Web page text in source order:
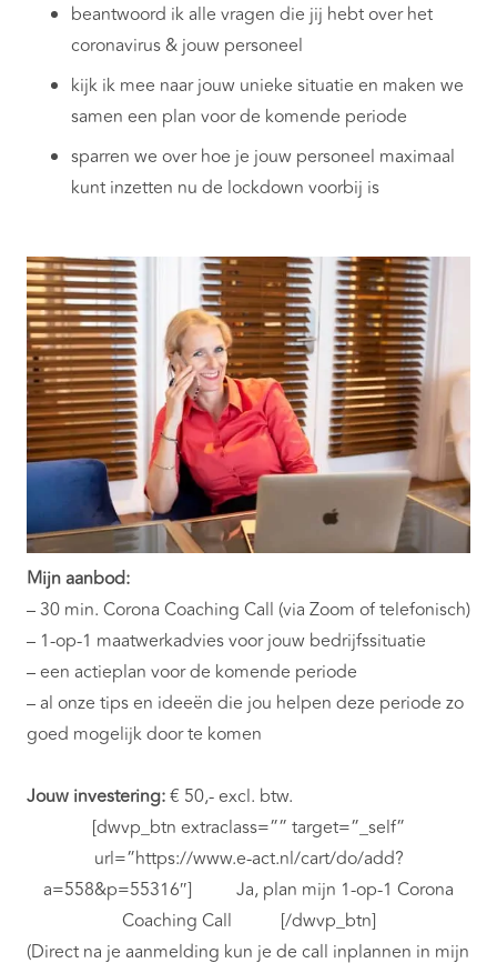
beantwoord ik alle vragen die jij hebt over het
coronavirus & jouw personeel
kijk ik mee naar jouw unieke situatie en maken we
samen een plan voor de komende periode
sparren we over hoe je jouw personeel maximaal
kunt inzetten nu de lockdown voorbij is
Mijn aanbod:
– 30 min. Corona Coaching Call (via Zoom of telefonisch)
– 1-op-1 maatwerkadvies voor jouw bedrijfssituatie
– een actieplan voor de komende periode
– al onze tips en ideeën die jou helpen deze periode zo
goed mogelijk door te komen
Jouw investering:€ 50,- excl. btw.
[dwvp_btn extraclass=”” target=”_self”
url=”https://www.e-act.nl/cart/do/add?
a=558&p=55316″] Ja, plan mijn 1-op-1 Corona
Coaching Call [/dwvp_btn]
(Direct na je aanmelding kun je de call inplannen in mijn